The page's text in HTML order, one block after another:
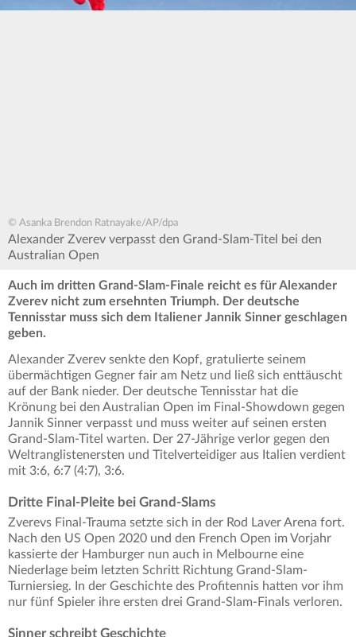
© Asanka Brendon Ratnayake/AP/dpa
Alexander Zverev verpasst den Grand-Slam-Titel bei den
Australian Open
Auch im dritten Grand-Slam-Finale reicht es für Alexander
Zverev nicht zum ersehnten Triumph. Der deutsche
Tennisstar muss sich dem Italiener Jannik Sinner geschlagen
geben.
Alexander Zverev senkte den Kopf, gratulierte seinem
übermächtigen Gegner fair am Netz und ließ sich enttäuscht
auf der Bank nieder. Der deutsche Tennisstar hat die
Krönung bei den Australian Open im Final-Showdown gegen
Jannik Sinner verpasst und muss weiter auf seinen ersten
Grand-Slam-Titel warten. Der 27-Jährige verlor gegen den
Weltranglistenersten und Titelverteidiger aus Italien verdient
mit 3:6, 6:7 (4:7), 3:6.
Dritte Final-Pleite bei Grand-Slams
Zverevs Final-Trauma setzte sich in der Rod Laver Arena fort.
Nach den US Open 2020 und den French Open im Vorjahr
kassierte der Hamburger nun auch in Melbourne eine
Niederlage beim letzten Schritt Richtung Grand-Slam-
Turniersieg. In der Geschichte des Profitennis hatten vor ihm
nur fünf Spieler ihre ersten drei Grand-Slam-Finals verloren.
Sinner schreibt Geschichte